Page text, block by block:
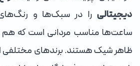
دیجیتالی را در سبک‌ها و
ساعت‌ها مناسب مردانی است که هم
ظاهر شیک هستند. برندهای مختلفی